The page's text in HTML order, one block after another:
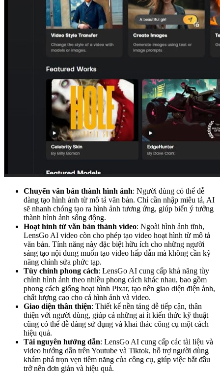
Chuyển văn bản thành hình ảnh: Người dùng có thể dễ
dàng tạo hình ảnh từ mô tả văn bản. Chỉ cần nhập miêu tả, AI
sẽ nhanh chóng tạo ra hình ảnh tương ứng, giúp biến ý tưởng
thành hình ảnh sống động.
Hoạt hình từ văn bản thành video: Ngoài hình ảnh tĩnh,
LensGo AI video còn cho phép tạo video hoạt hình từ mô tả
văn bản. Tính năng này đặc biệt hữu ích cho những người
sáng tạo nội dung muốn tạo video hấp dẫn mà không cần kỹ
năng chỉnh sửa phức tạp.
Tùy chỉnh phong cách: LensGo AI cung cấp khả năng tùy
chỉnh hình ảnh theo nhiều phong cách khác nhau, bao gồm
phong cách giống hoạt hình Pixar, tạo nên giao diện điện ảnh,
chất lượng cao cho cả hình ảnh và video.
Giao diện thân thiện: Thiết kế nền tảng dễ tiếp cận, thân
thiện với người dùng, giúp cả những ai ít kiến thức kỹ thuật
cũng có thể dễ dàng sử dụng và khai thác công cụ một cách
hiệu quả.
Tài nguyên hướng dẫn: LensGo AI cung cấp các tài liệu và
video hướng dẫn trên Youtube và Tiktok, hỗ trợ người dùng
khám phá trọn vẹn tiềm năng của công cụ, giúp việc bắt đầu
trở nên đơn giản và hiệu quả.